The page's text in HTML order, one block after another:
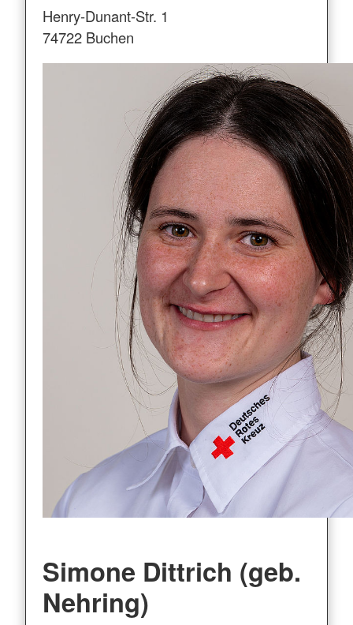
Henry-Dunant-Str. 1
74722 Buchen
Simone Dittrich (geb.
Nehring)